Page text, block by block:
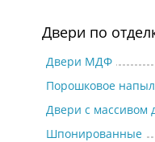
Двери
Двери
Двери по
Двери МДФ
Порошковое
Двери с массивом
Шпонированные